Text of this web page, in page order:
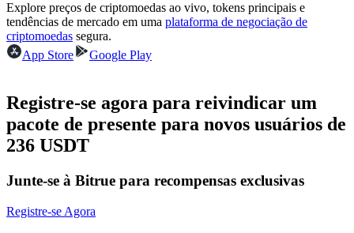
Futuros de USDC
Futuros usando USDC como garantia
Copiar Trading
Explore preços de criptomoedas ao vivo, tokens principais e
tendências de mercado em uma plataforma de negociação de
criptomoedas segura.
App Store
Google Play
Registre-se agora para reivindicar um
pacote de presente para novos usuários de
236 USDT
Junte-se à Bitrue para recompensas exclusivas
Registre-se Agora